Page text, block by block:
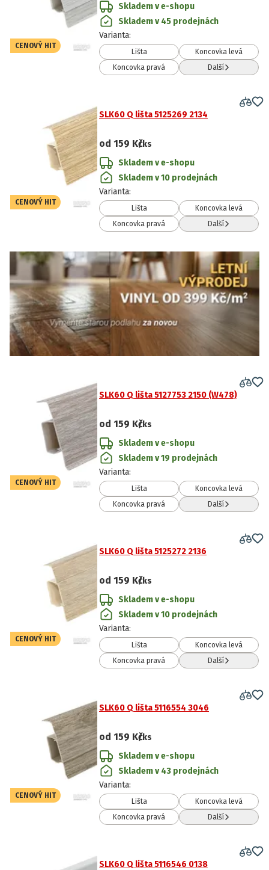
CENOVÝ HIT
Skladem v e-shopu
Skladem v 45 prodejnách
Varianta:
Lišta
Koncovka levá
Koncovka pravá
Další
CENOVÝ HIT
SLK60 Q lišta 5125269 2134
od 159 Kč/ks
Skladem v e-shopu
Skladem v 10 prodejnách
Varianta:
Lišta
Koncovka levá
Koncovka pravá
Další
CENOVÝ HIT
SLK60 Q lišta 5127753 2150 (W478)
od 159 Kč/ks
Skladem v e-shopu
Skladem v 19 prodejnách
Varianta:
Lišta
Koncovka levá
Koncovka pravá
Další
CENOVÝ HIT
SLK60 Q lišta 5125272 2136
od 159 Kč/ks
Skladem v e-shopu
Skladem v 10 prodejnách
Varianta:
Lišta
Koncovka levá
Koncovka pravá
Další
CENOVÝ HIT
SLK60 Q lišta 5116554 3046
od 159 Kč/ks
Skladem v e-shopu
Skladem v 43 prodejnách
Varianta:
Lišta
Koncovka levá
Koncovka pravá
Další
SLK60 Q lišta 5116546 0138